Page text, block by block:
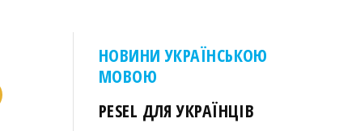
НОВИНИ УКРАЇНСЬКОЮ
МОВОЮ
PESEL ДЛЯ УКРАЇНЦІВ